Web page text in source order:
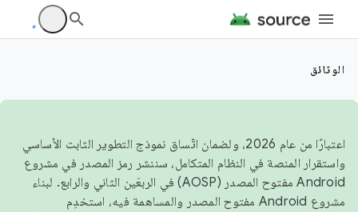
الوثائق
اعتبارًا من عام 2026، ولضمان اتّساق نموذج التطوير الثابت الأساسي
واستقرار المنصة في النظام المتكامل، سننشر رمز المصدر في مشروع
Android مفتوح المصدر (AOSP) في الربعَين الثاني والرابع. لبناء
مشروع Android مفتوح المصدر والمساهمة فيه، استخدِم